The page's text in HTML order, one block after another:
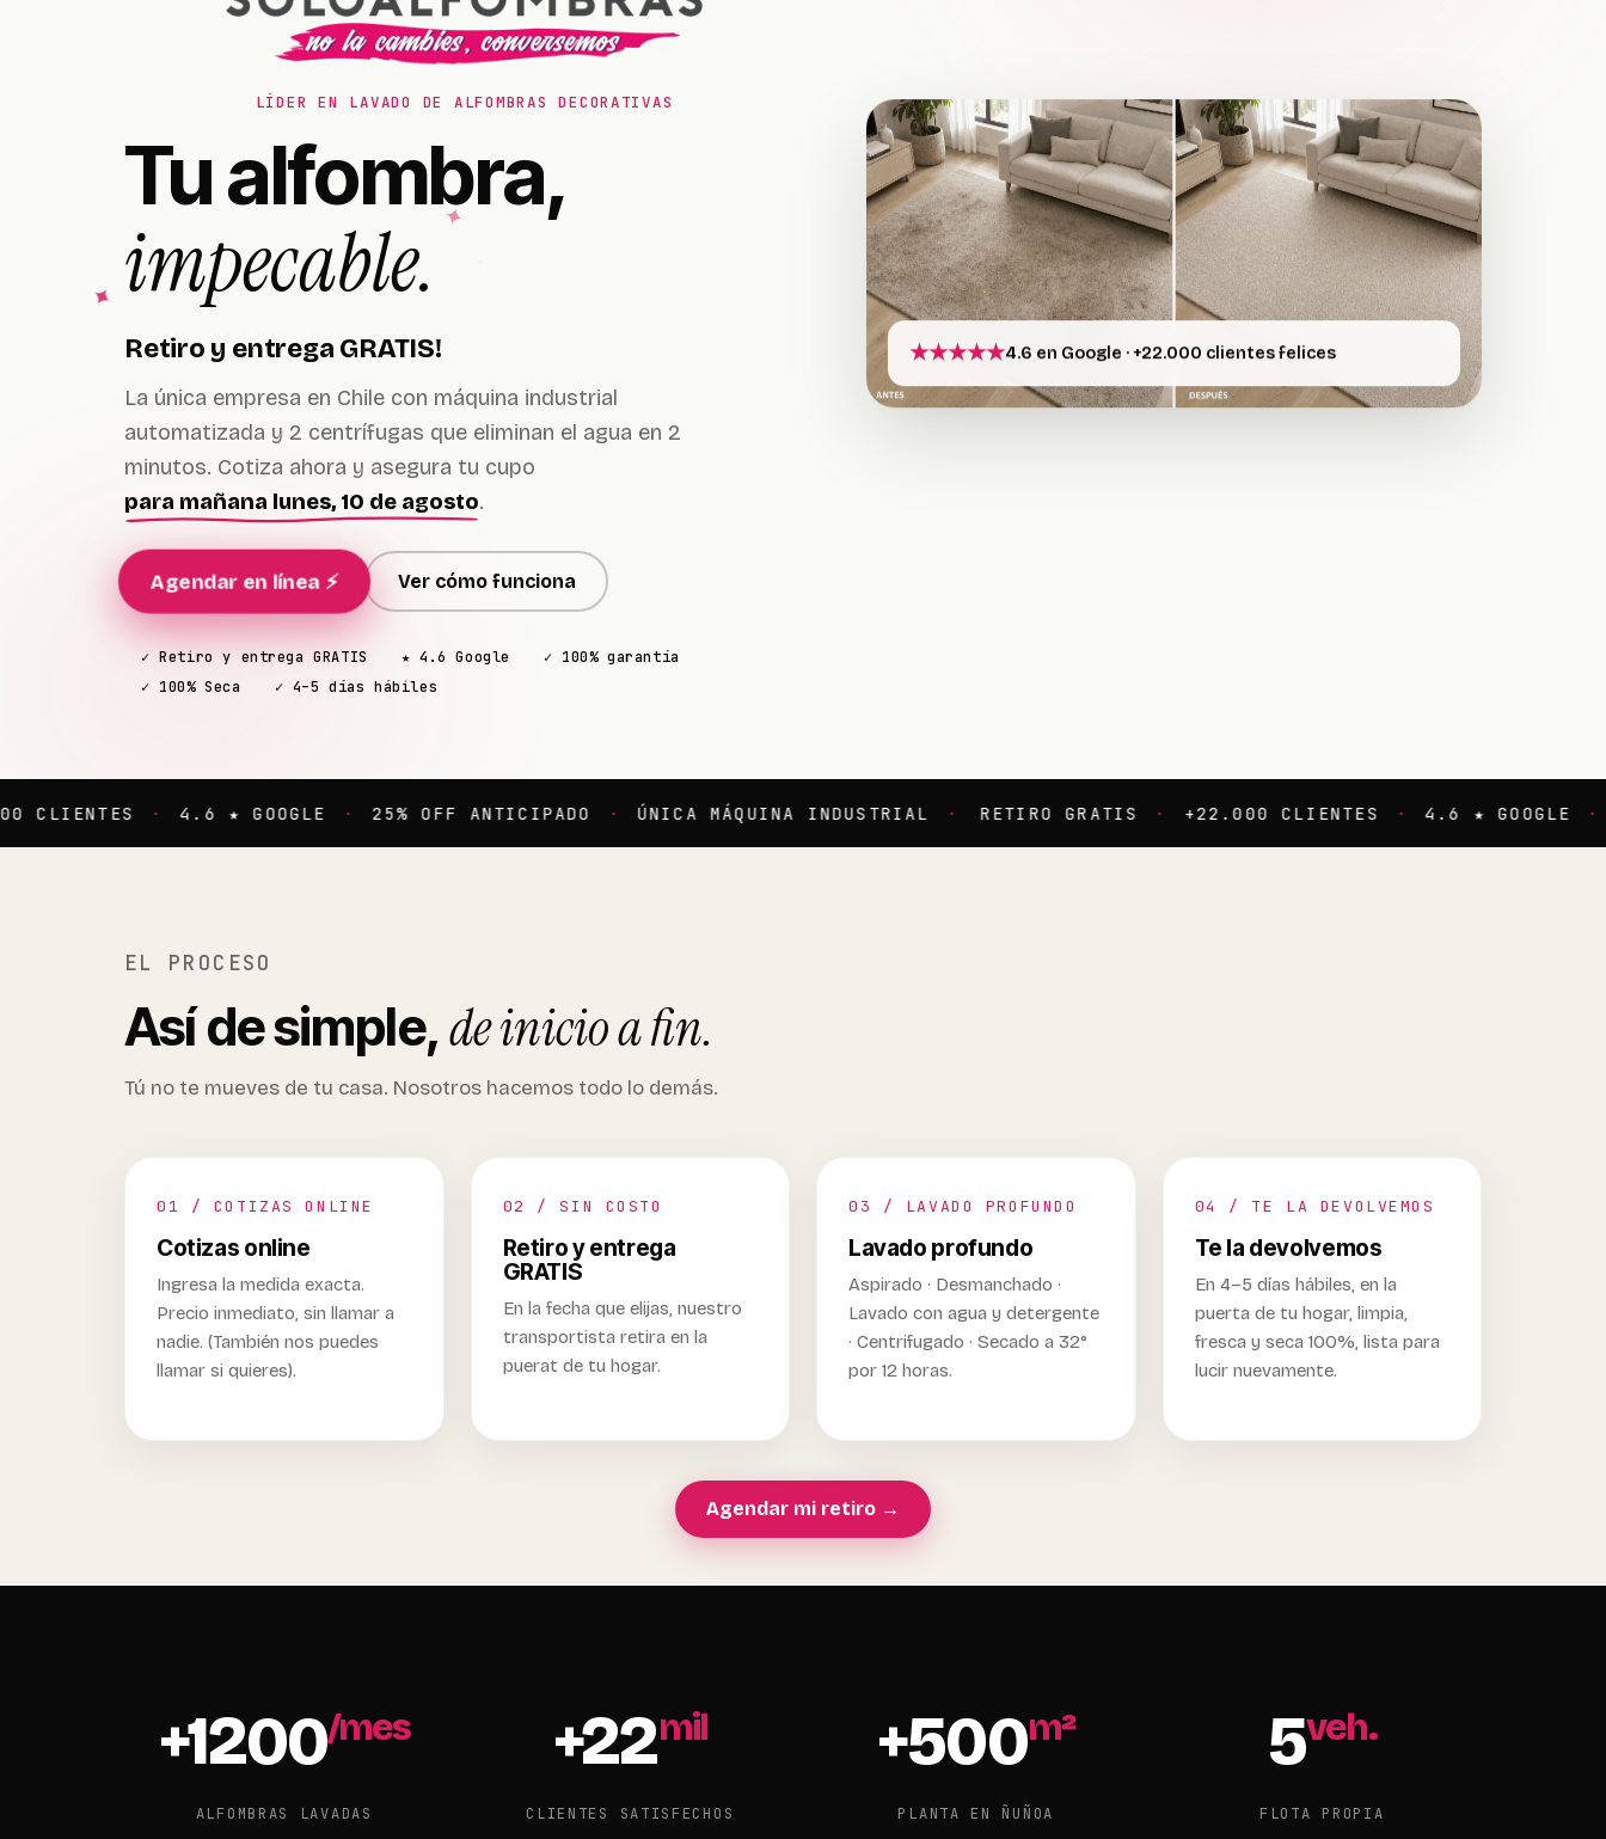
LÍDER EN LAVADO DE ALFOMBRAS DECORATIVAS
Tu alfombra,
impecable.
Retiro y entrega GRATIS!
La única empresa en Chile con máquina industrial
automatizada y 2 centrífugas que eliminan el agua en 2
minutos. Cotiza ahora y asegura tu cupo
para mañana lunes, 10 de agosto.
Agendar en línea ⚡ Ver cómo funciona
✓ Retiro y entrega GRATIS ★ 4.6 Google
✓ 100% garantía
✓ 100% Seca
✓ 4–5 días hábiles
★★★★★4.6 en Google · +22.000 clientes felices
· 4.6 ★ GOOGLE · 25% OFF ANTICIPADO · ÚNICA MÁQUINA INDUSTRIAL · RETIRO GRATIS · +22.000 CLIENTES · 4.6 ★ GOOGLE · 25%
EL PROCESO
Así de simple,de inicio a fin.
Tú no te mueves de tu casa. Nosotros hacemos todo lo demás.
01 / COTIZAS ONLINE
Cotizas online
Ingresa la medida exacta.
Precio inmediato, sin llamar a
nadie. (También nos puedes
llamar si quieres).
02 / SIN COSTO
Retiro y entrega
GRATIS
En la fecha que elijas, nuestro
transportista retira en la
puerat de tu hogar.
03 / LAVADO PROFUNDO
Lavado profundo
Aspirado · Desmanchado ·
Lavado con agua y detergente
· Centrifugado · Secado a 32°
por 12 horas.
04 / TE LA DEVOLVEMOS
Te la devolvemos
En 4–5 días hábiles, en la
puerta de tu hogar, limpia,
fresca y seca 100%, lista para
lucir nuevamente.
Agendar mi retiro →
+1200/mes
ALFOMBRAS LAVADAS
+22mil
CLIENTES SATISFECHOS
+500m²
PLANTA EN ÑUÑOA
5veh.
FLOTA PROPIA